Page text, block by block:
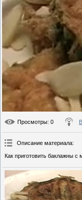
Просмотры: 0
Описание материала:
Как приготовить баклажны